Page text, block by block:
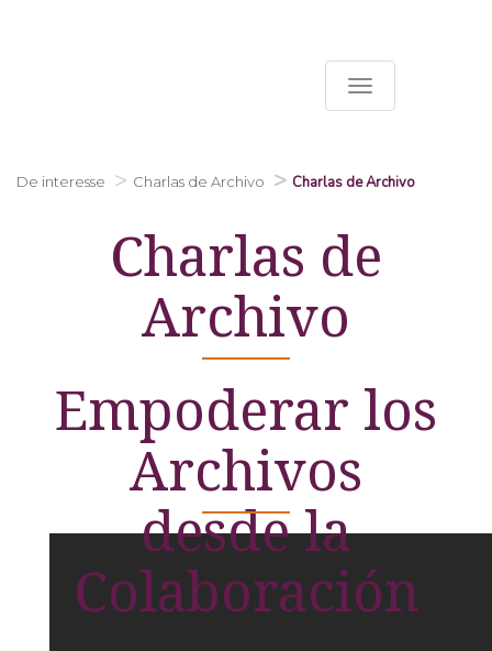
Toggle
navigation
De interesse Charlas de Archivo Charlas de Archivo
Charlas de
Archivo
Empoderar los
Archivos
desde la
Colaboración